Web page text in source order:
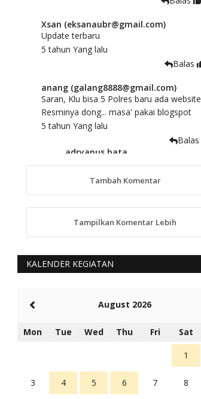
Xsan (eksanaubr@gmail.com)
Update terbaru
5 tahun Yang lalu
Balas
anang (galang8888@gmail.com)
Saran, Klu bisa 5 Polres baru ada website
Resminya dong... masa' pakai blogspot
5 tahun Yang lalu
Balas
adryanus bata
kami tindaklanjuti
5 tahun Yang lalu
88
anggy (anakkaos@gmail.com)
Sumba Barat Aman, Trmksih Pak Polisi
5 tahun Yang lalu
Rambu (rambu03@gmail.com)
5 tahun Yang lalu
Balas
Tambah Komentar
Tampilkan Komentar Lebih
KALENDER KEGIATAN
August 2026
Mon Tue Wed Thu Fri Sat
1
3 4 5 6 7 8